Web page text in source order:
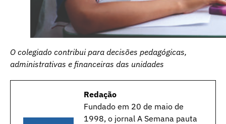
O colegiado contribui para decisões pedagógicas,
administrativas e financeiras das unidades
Redação
Fundado em 20 de maio de
1998, o jornal A Semana pauta